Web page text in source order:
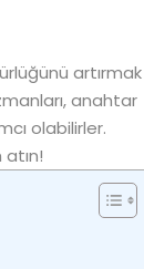
artırmak
anahtar
olabilirler.